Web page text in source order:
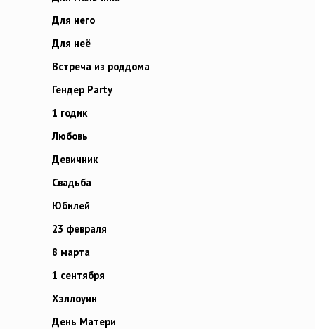
Для него
Для неё
Встреча из роддома
Гендер Party
1 годик
Любовь
Девичник
Свадьба
Юбилей
23 февраля
8 марта
1 сентября
Хэллоуин
День Матери